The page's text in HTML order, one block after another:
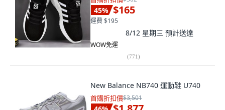
45% $165
運費 $195
8/12 星期三 預計送達
WOW免運
(771)
New Balance NB740 運動鞋 U740
首購折扣價$3,501